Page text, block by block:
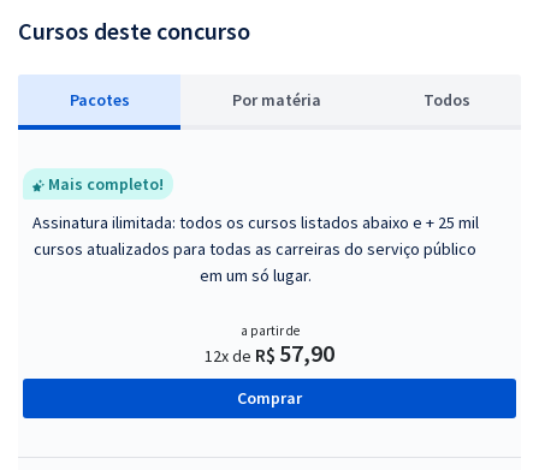
Cursos deste concurso
Pacotes Por matéria Todos
Mais completo!
Assinatura ilimitada: todos os cursos listados abaixo e + 25 mil
cursos atualizados para todas as carreiras do serviço público
em um só lugar.
a partir de
12x de R$ 57,90
Comprar